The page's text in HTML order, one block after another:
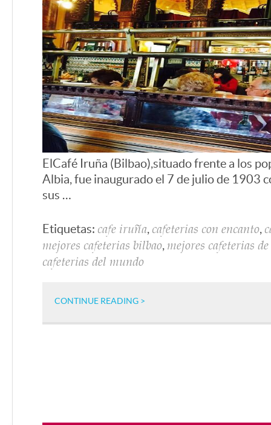
El Café Iruña (Bilbao),situado frente a los
Albia, fue inaugurado el 7 de julio de 1903
sus …
Etiquetas: cafe iruña, cafeterias con encanto,
mejores cafeterias bilbao, mejores cafeterias de
cafeterias del mundo
CONTINUE READING >